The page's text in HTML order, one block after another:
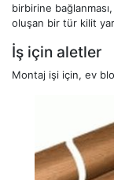
birbirine
oluşan bir tür kilit
İş için aletler
Montaj işi için, ev